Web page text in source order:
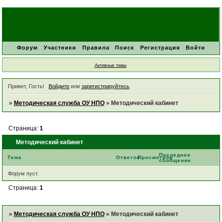
Форум Участники Правила Поиск Регистрация Войти
Активные темы
Привет, Гость! Войдитеили зарегистрируйтесь.
» Методическая служба ОУ НПО » Методический кабинет
Методический кабинет
Страница: 1
Тема ОтветовПросмотровПоследнее
сообщение
Форум пуст.
Страница: 1
» Методическая служба ОУ НПО » Методический кабинет